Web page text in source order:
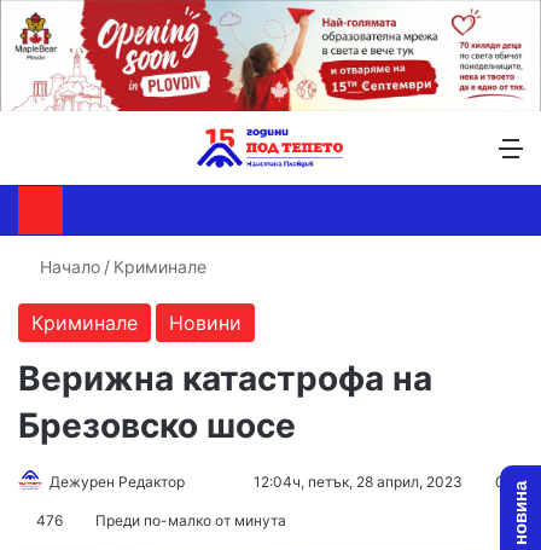
Начало / Криминале
Криминале Новини
Верижна катастрофа на
Брезовско шосе
Дежурен Редактор
Send12:04ч, петък, 28 април, 2023 0
476 Преди по-малко от минута